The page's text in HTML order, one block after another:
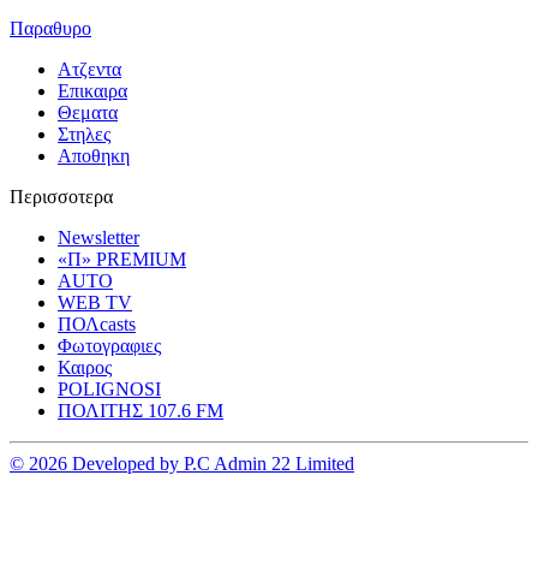
Παραθυρο
Ατζεντα
Επικαιρα
Θεματα
Στηλες
Αποθηκη
Περισσοτερα
Newsletter
«Π» PREMIUM
AUTO
WEB TV
ΠΟΛcasts
Φωτογραφιες
Καιρος
POLIGNOSI
ΠΟΛΙΤΗΣ 107.6 FM
© 2026 Developed by P.C Admin 22 Limited